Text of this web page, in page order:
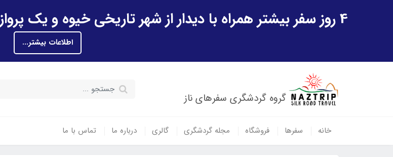
4 روز سفر بیشتر همراه با دیدار از شهر تاریخی خیوه و یک پرواز داخلی ازبکستان هدیه ویژه سفر شهریورماه
اطلاعات بیشتر...
گروه گردشگری سفرهای ناز
خانه سفرها فروشگاه مجله گردشگری گالری درباره ما تماس با ما